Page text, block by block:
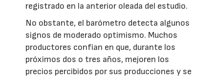
registrado en la anterior oleada del estudio.
No obstante, el barómetro detecta algunos
signos de moderado optimismo. Muchos
productores confían en que, durante los
próximos dos o tres años, mejoren los
precios percibidos por sus producciones y se